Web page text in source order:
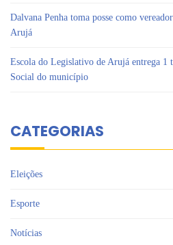
Dalvana Penha toma posse como
Arujá
Escola do Legislativo de Arujá entrega 1
Social do município
CATEGORIAS
Eleições
Esporte
Notícias